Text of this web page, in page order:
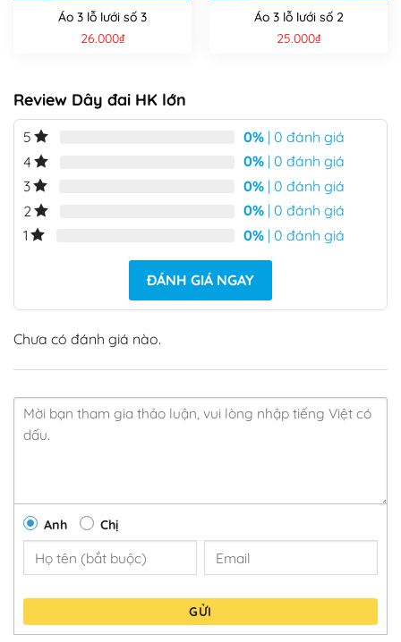
Áo 3 lỗ lưới số 3
26.000₫
Áo 3 lỗ lưới số 2
25.000₫
Review Dây đai HK lớn
5 0% | 0 đánh giá
4
0% | 0 đánh giá
3
0% | 0 đánh giá
2
0% | 0 đánh giá
1
0% | 0 đánh giá
ĐÁNH GIÁ NGAY
Chưa có đánh giá nào.
Anh Chị
GỬI